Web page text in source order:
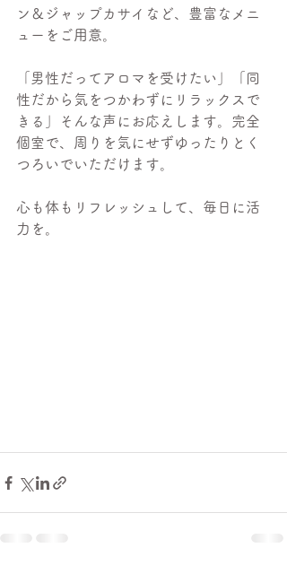
ン＆ジャップカサイなど、豊富なメニ
ューをご用意。
「男性だってアロマを受けたい」「同
性だから気をつかわずにリラックスで
きる」そんな声にお応えします。完全
個室で、周りを気にせずゆったりとく
つろいでいただけます。
心も体もリフレッシュして、毎日に活
力を。